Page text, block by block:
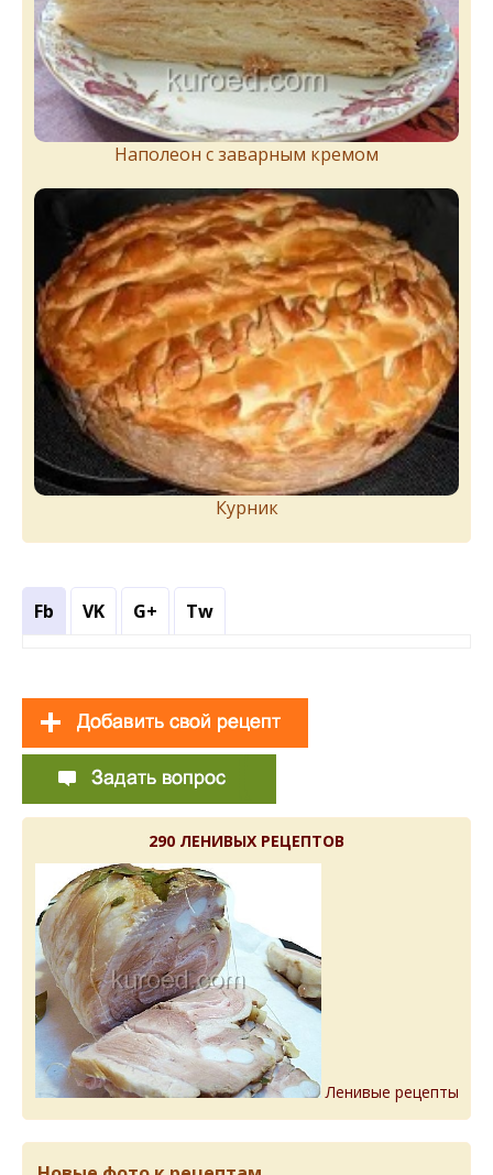
Наполеон с заварным кремом
Курник
Fb VK G+ Tw
290 ЛЕНИВЫХ РЕЦЕПТОВ
Ленивые рецепты